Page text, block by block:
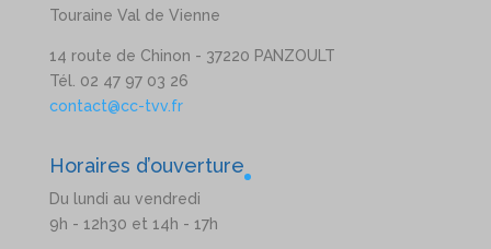
Touraine Val de Vienne
14 route de Chinon - 37220 PANZOULT
Tél. 02 47 97 03 26
contact@cc-tvv.fr
Horaires d’ouverture
Du lundi au vendredi
9h - 12h30 et 14h - 17h